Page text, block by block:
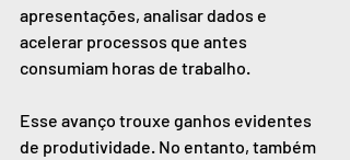
apresentações, analisar dados e
acelerar processos que antes
consumiam horas de trabalho.
Esse avanço trouxe ganhos evidentes
de produtividade. No entanto, também